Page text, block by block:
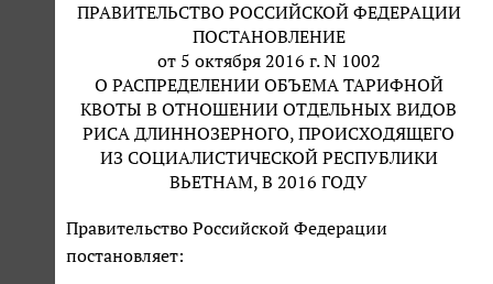
ПРАВИТЕЛЬСТВО РОССИЙСКОЙ ФЕДЕРАЦИИ
ПОСТАНОВЛЕНИЕ
от 5 октября 2016 г. N 1002
О РАСПРЕДЕЛЕНИИ ОБЪЕМА ТАРИФНОЙ
КВОТЫ В ОТНОШЕНИИ ОТДЕЛЬНЫХ ВИДОВ
РИСА ДЛИННОЗЕРНОГО, ПРОИСХОДЯЩЕГО
ИЗ СОЦИАЛИСТИЧЕСКОЙ РЕСПУБЛИКИ
ВЬЕТНАМ, В 2016 ГОДУ
Правительство Российской Федерации
постановляет: